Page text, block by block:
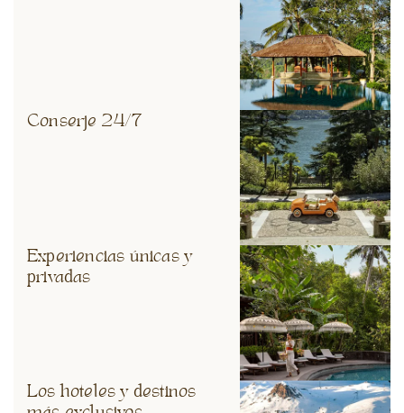
Conserje 24/7
Experiencias únicas y
privadas
Los hoteles y destinos